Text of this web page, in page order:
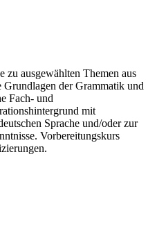
zu ausgewählten Themen aus
der Grammatik und
Fach- und
mit
Sprache und/oder zur
Vorbereitungskurs